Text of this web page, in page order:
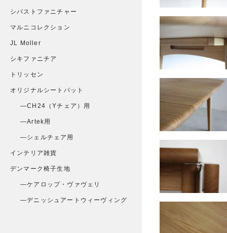
シバストファニチャー
マルニコレクション
JL Moller
シキファニチア
トリッセン
オリジナルシートパット
CH24（Yチェア）用
Artek用
シェルチェア用
インテリア雑貨
デンマーク椅子生地
ケアロップ・ヴァヴェリ
デニッシュアートウィーヴィング